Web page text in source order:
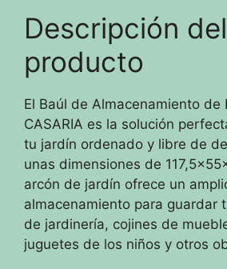
Descripción del
producto
El Baúl de Almacenamiento de
CASARIA es la solución
tu jardín ordenado y libre de
unas dimensiones de
arcón de jardín ofrece un
almacenamiento para guardar
de jardinería, cojines de
juguetes de los niños y otros